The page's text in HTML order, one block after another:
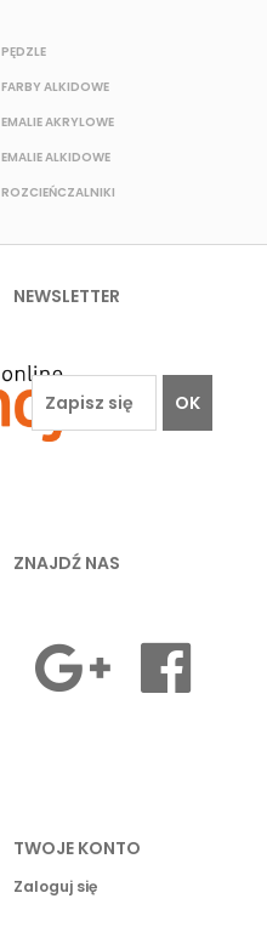
PĘDZLE
FARBY ALKIDOWE
EMALIE AKRYLOWE
EMALIE ALKIDOWE
ROZCIEŃCZALNIKI
NEWSLETTER
OK
ZNAJDŹ NAS
TWOJE KONTO
Zaloguj się